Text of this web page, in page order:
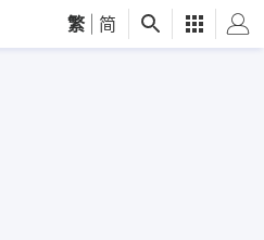
繁 简